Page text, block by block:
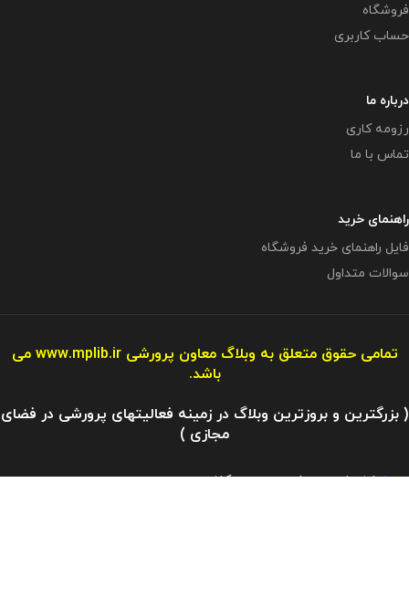
فروشگاه
حساب کاربری
درباره ما
رزومه کاری
تماس با ما
راهنمای خرید
فایل راهنمای خرید فروشگاه
سوالات متداول
تمامی حقوق متعلق به وبلاگ معاون پرورشیwww.mplib.ir می
باشد.
( بزرگترین و بروزترین وبلاگ در زمینه فعالیتهای پرورشی در فضای
مجازی )
مازندران - بهشهر - رستمکلا